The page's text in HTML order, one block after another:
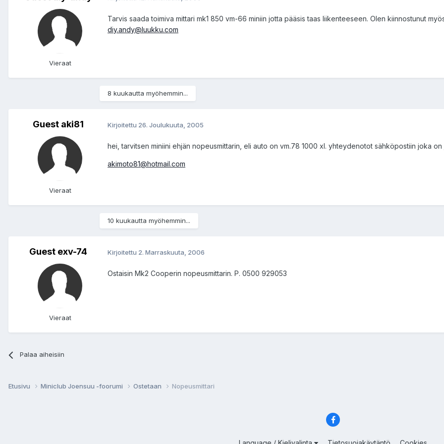
Vieraat
Tarvis saada toimiva mittari mk1 850 vm-66 miniin jotta pääsis taas liikenteeseen. Olen kiinnostunut
diy.andy@luukku.com
8 kuukautta myöhemmin...
Guest aki81
Vieraat
Kirjoitettu 26. Joulukuuta, 2005
hei, tarvitsen miniini ehjän nopeusmittarin, eli auto on vm.78 1000 xl. yhteydenotot sähköpostiin joka on
akimoto81@hotmail.com
10 kuukautta myöhemmin...
Guest exv-74
Vieraat
Kirjoitettu 2. Marraskuuta, 2006
Ostaisin Mk2 Cooperin nopeusmittarin. P. 0500 929053
Palaa aiheisiin
Etusivu Miniclub Joensuu -foorumi Ostetaan Nopeusmittari